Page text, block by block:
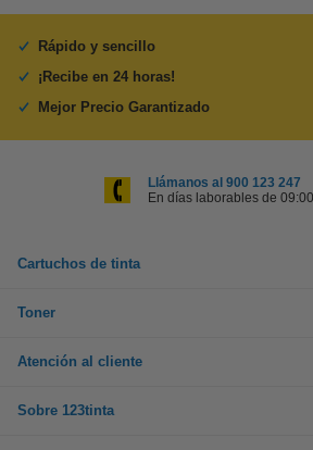
Rápido y sencillo
¡Recibe en 24 horas!
Mejor Precio Garantizado
Llámanos al 900 123 247
En días laborables de
Cartuchos de tinta
Toner
Atención al cliente
Sobre 123tinta